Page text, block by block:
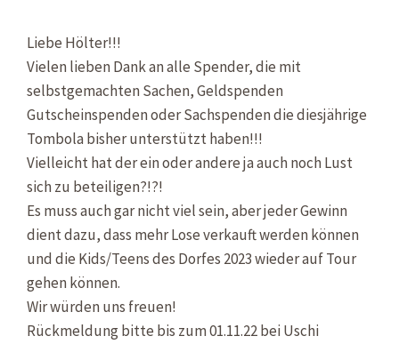
Liebe Hölter!!!
Vielen lieben Dank an alle Spender, die mit
selbstgemachten Sachen, Geldspenden
Gutscheinspenden oder Sachspenden die diesjährige
Tombola bisher unterstützt haben!!!
Vielleicht hat der ein oder andere ja auch noch Lust
sich zu beteiligen?!?!
Es muss auch gar nicht viel sein, aber jeder Gewinn
dient dazu, dass mehr Lose verkauft werden können
und die Kids/Teens des Dorfes 2023 wieder auf Tour
gehen können.
Wir würden uns freuen!
Rückmeldung bitte bis zum 01.11.22 bei Uschi